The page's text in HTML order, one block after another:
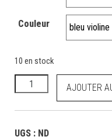
Couleur
10 en stock
AJOUTER
UGS : ND